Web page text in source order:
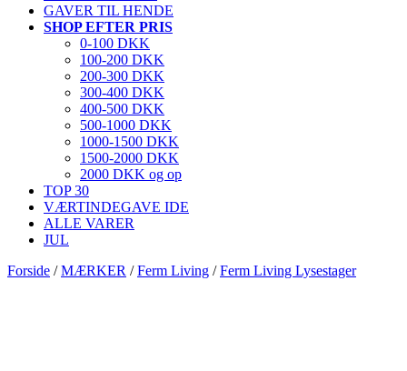
GAVER TIL HENDE
SHOP EFTER PRIS
0-100 DKK
100-200 DKK
200-300 DKK
300-400 DKK
400-500 DKK
500-1000 DKK
1000-1500 DKK
1500-2000 DKK
2000 DKK og op
TOP 30
VÆRTINDEGAVE IDE
ALLE VARER
JUL
Forside /MÆRKER /Ferm Living /Ferm Living Lysestager